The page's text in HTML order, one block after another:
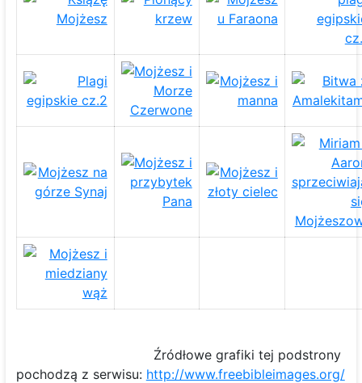
Źródłowe grafiki tej podstrony
pochodzą z serwisu: http://www.freebibleimages.org/